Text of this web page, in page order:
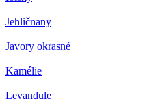
Jehličnany
Javory okrasné
Kamélie
Levandule